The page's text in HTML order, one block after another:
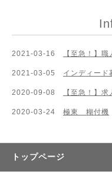
2021-03-16 【至急！】職
2021-03-05 インディード
2020-09-08 【至急！】
2020-03-24 極東 糊付機
トップページ